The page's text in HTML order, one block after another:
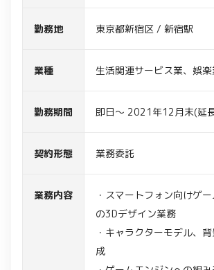
勤務地 東京都新宿区 / 新宿駅
業種 生活関連サービス業、娯楽
勤務期間 即日～ 2021年12月末(延
契約形態 業務委託
業務内容
・スマートフォン向けゲ
の3Dデザイン業務
・キャラクターモデル、
成